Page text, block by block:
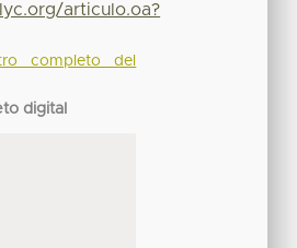
articulo.oa?
completo del
digital